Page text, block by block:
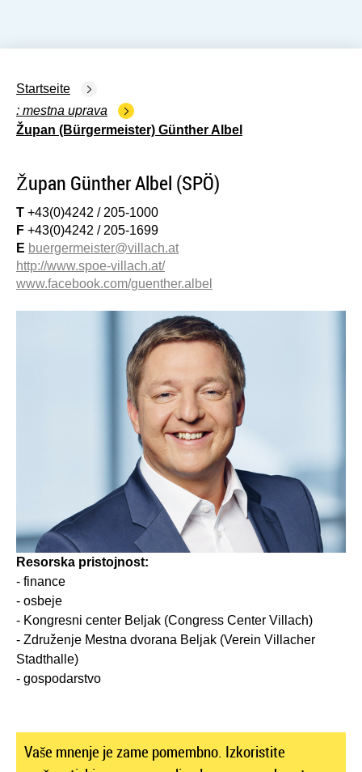
Startseite
mestna uprava
Župan (Bürgermeister) Günther Albel
Župan Günther Albel (SPÖ)
T +43(0)4242 / 205-1000
F +43(0)4242 / 205-1699
E buergermeister@villach.at
http://www.spoe-villach.at/
www.facebook.com/guenther.albel
Resorska pristojnost:
- finance
- osbeje
- Kongresni center Beljak (Congress Center Villach)
- Združenje Mestna dvorana Beljak (Verein Villacher
Stadthalle)
- gospodarstvo
Vaše mnenje je zame pomembno. Izkoristite